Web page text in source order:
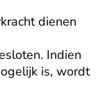
dienen
Indien
is, wordt